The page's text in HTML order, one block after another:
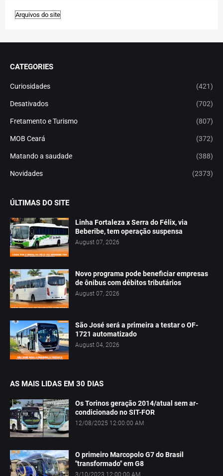
CATEGORIES
Curiosidades (421)
Desativados (702)
Fretamento e Turismo (807)
MOB Ceará (372)
Matando a saudade (388)
Novidades (2373)
ÚLTIMAS DO SITE
Linha Fortaleza x Serra do Félix, via
Beberibe, tem operação suspensa
August 07, 2026
Novo programa pode beneficiar empresas
de ônibus com débitos tributários
August 07, 2026
São José será a primeira a testar o OF-
1721 automatizado
August 04, 2026
AS MAIS LIDAS EM 30 DIAS
Os Torinos geração 2014/atual sem ar-
condicionado no SIT-FOR
12/08/2025 12:00:00 AM
O primeiro Marcopolo G7 do Brasil
"transformado" em G8
3/10/2023 12:00:00 AM